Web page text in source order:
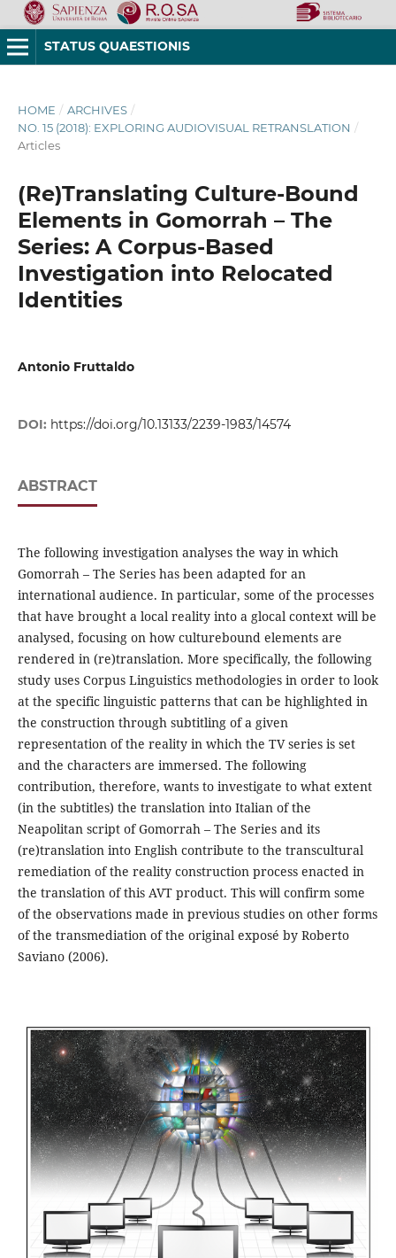
STATUS QUAESTIONIS
HOME / ARCHIVES /
NO. 15 (2018): EXPLORING AUDIOVISUAL RETRANSLATION /
Articles
(Re)Translating Culture-Bound
Elements in Gomorrah – The
Series: A Corpus-Based
Investigation into Relocated
Identities
Antonio Fruttaldo
DOI: https://doi.org/10.13133/2239-1983/14574
ABSTRACT
The following investigation analyses the way in which
Gomorrah – The Series has been adapted for an
international audience. In particular, some of the processes
that have brought a local reality into a glocal context will be
analysed, focusing on how culturebound elements are
rendered in (re)translation. More specifically, the following
study uses Corpus Linguistics methodologies in order to look
at the specific linguistic patterns that can be highlighted in
the construction through subtitling of a given
representation of the reality in which the TV series is set
and the characters are immersed. The following
contribution, therefore, wants to investigate to what extent
(in the subtitles) the translation into Italian of the
Neapolitan script of Gomorrah – The Series and its
(re)translation into English contribute to the transcultural
remediation of the reality construction process enacted in
the translation of this AVT product. This will confirm some
of the observations made in previous studies on other forms
of the transmediation of the original exposé by Roberto
Saviano (2006).